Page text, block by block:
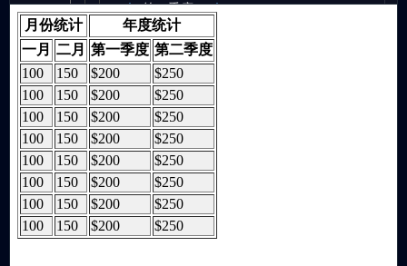
11
<th>第二季度</th>
7
}
9
constminutes= Math.floor(